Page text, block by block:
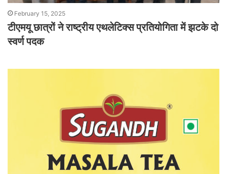
February 15, 2025
टीएमयू छात्रों ने राष्ट्रीय एथलेटिक्स प्रतियोगिता में झटके दो
स्वर्ण पदक